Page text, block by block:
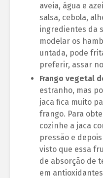
aveia, água e
salsa, cebola,
ingredientes da
modelar os
untada, pode
preferir, assar
Frango vegetal
estranho, mas
jaca fica muito
frango. Para
cozinhe a jaca
pressão e
visto que essa
de absorção de
em